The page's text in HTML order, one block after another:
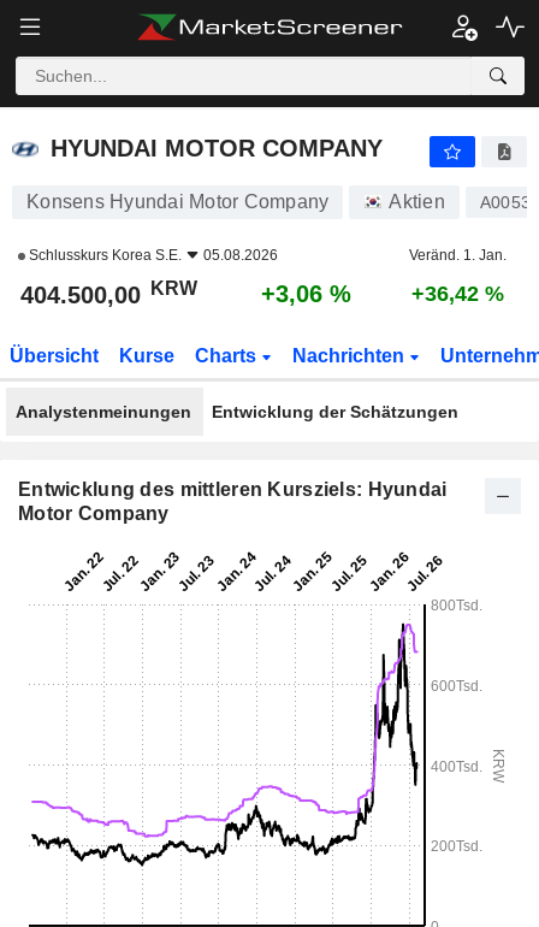
HYUNDAI MOTOR COMPANY
Konsens Hyundai Motor Company Aktien
Schlusskurs Korea S.E. 05.08.2026 Veränd. 1. Jan.
404.500,00 KRW +3,06 % +36,42 %
Übersicht Kurse Charts Nachrichten
Analystenmeinungen Entwicklung der Schätzungen
Entwicklung des mittleren Kursziels: Hyundai
Motor Company